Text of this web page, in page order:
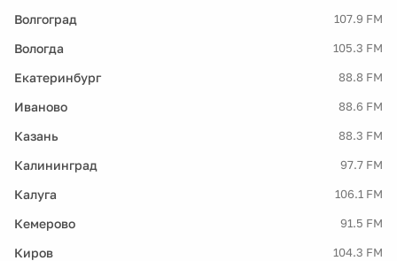
Волгоград 107.9 FM
Вологда 105.3 FM
Екатеринбург 88.8 FM
Иваново 88.6 FM
Казань 88.3 FM
Калининград 97.7 FM
Калуга 106.1 FM
Кемерово 91.5 FM
Киров 104.3 FM